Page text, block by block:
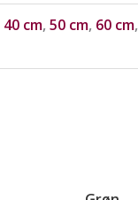
40 cm, 50 cm, 60 cm,